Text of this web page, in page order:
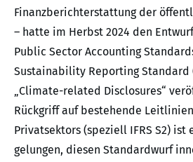
Finanzberichterstattung der
– hatte im Herbst 2024 den
Public Sector Accounting
Sustainability Reporting Standard
„Climate-related Disclosures“
Rückgriff auf bestehende
Privatsektors (speziell IFRS S2) ist
gelungen, diesen Standardwurf